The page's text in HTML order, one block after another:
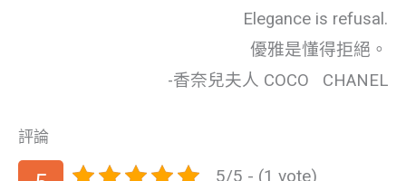
Elegance is refusal.
優雅是懂得拒絕。
-香奈兒夫人 COCO CHANEL
評論
5/5 - (1 vote)